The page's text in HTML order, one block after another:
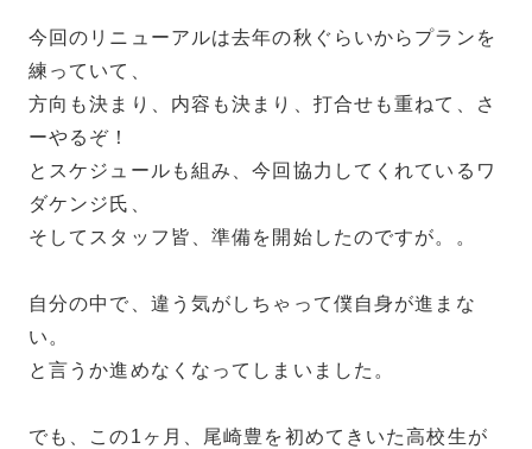
今回のリニューアルは去年の秋ぐらいからプランを
練っていて、
方向も決まり、内容も決まり、打合せも重ねて、さ
ーやるぞ！
とスケジュールも組み、今回協力してくれているワ
ダケンジ氏、
そしてスタッフ皆、準備を開始したのですが。。
自分の中で、違う気がしちゃって僕自身が進まな
い。
と言うか進めなくなってしまいました。
でも、この1ヶ月、尾崎豊を初めてきいた高校生が